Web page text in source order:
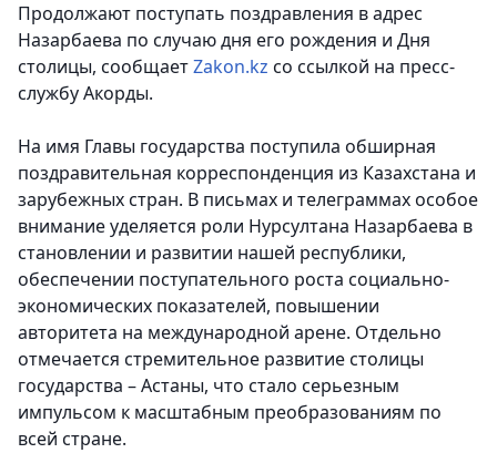
Продолжают поступать поздравления в адрес
Назарбаева по случаю дня его рождения и Дня
столицы, сообщаетZakon.kz со ссылкой на пресс-
службу Акорды.
На имя Главы государства поступила обширная
поздравительная корреспонденция из Казахстана и
зарубежных стран. В письмах и телеграммах особое
внимание уделяется роли Нурсултана Назарбаева в
становлении и развитии нашей республики,
обеспечении поступательного роста социально-
экономических показателей, повышении
авторитета на международной арене. Отдельно
отмечается стремительное развитие столицы
государства – Астаны, что стало серьезным
импульсом к масштабным преобразованиям по
всей стране.